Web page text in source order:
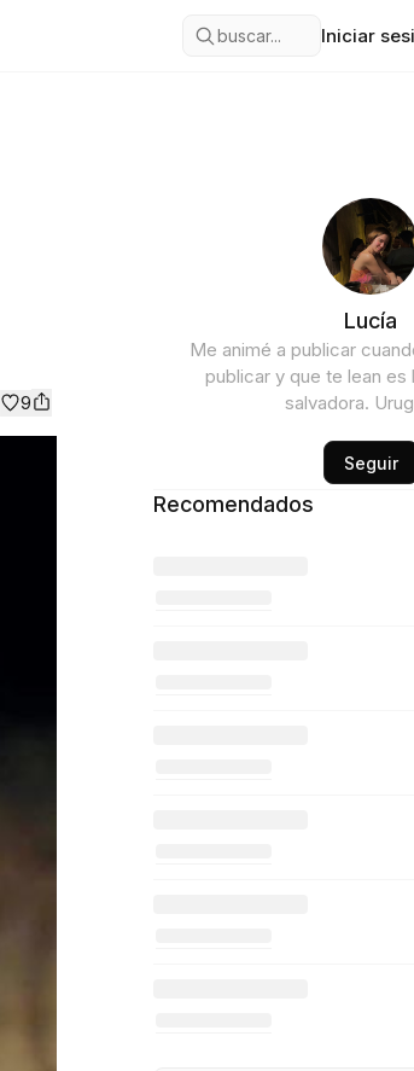
buscar... Iniciar
9
Lucía
Me animé a publicar
publicar y que te lean es
salvadora.
Seguir
Recomendados